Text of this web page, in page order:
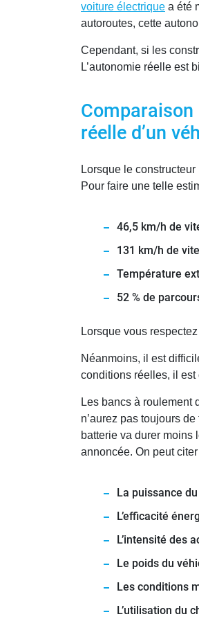
voiture électrique a été
autoroutes, cette
Cependant, si les
L’autonomie réelle est
Comparaison
réelle d’un
Lorsque le
Pour faire une telle
46,5 km/h de
131 km/h de
Température
52 % de
Lorsque vous
Néanmoins, il est
conditions réelles, il est
Les bancs à roulement
n’aurez pas toujours
batterie va durer moins
annoncée. On peut
La puissance
L’efficacité
L’intensité des
Le poids du
Les conditions
L’utilisation du